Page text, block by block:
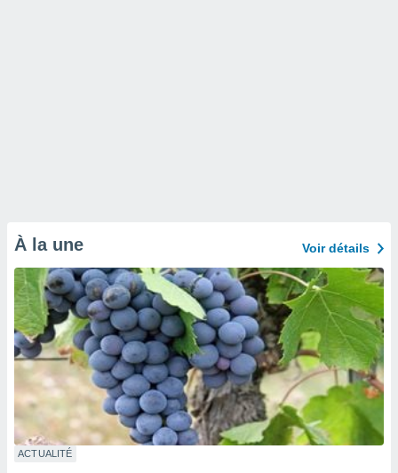
À la une Voir détails
ACTUALITÉ